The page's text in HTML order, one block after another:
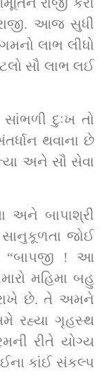
રાજી કરી
આજ સુધી
લાભ લીધો
સૌ લાભ લઈ
દુઃખ તો
અને સૌ સેવા
જોઈ
મહિમા બહુ
છે. તે અમને
રહ્યા ગૃહસ્થ
રીતે યોગ્ય
કાંઈ સંકલ્પ